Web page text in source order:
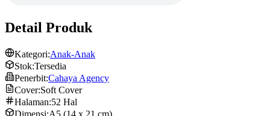
Detail Produk
Kategori:Anak-Anak
Stok:Tersedia
Penerbit:Cahaya Agency
Cover:Soft Cover
Halaman:52 Hal
Dimensi:A5 (14 x 21 cm)